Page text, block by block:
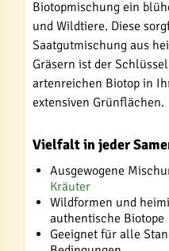
Biotopmischung ein
und Wildtiere. Diese
Saatgutmischung aus
Gräsern ist der
artenreichen Biotop in
extensiven Grünflächen.
Vielfalt in jeder
Ausgewogene
Kräuter
Wildformen und
authentische Biotope
Geeignet für alle